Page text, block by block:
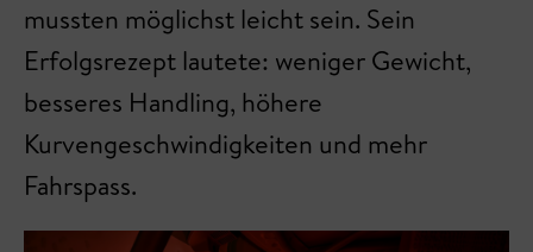
mussten möglichst leicht sein. Sein
Erfolgsrezept lautete: weniger Gewicht,
besseres Handling, höhere
Kurvengeschwindigkeiten und mehr
Fahrspass.